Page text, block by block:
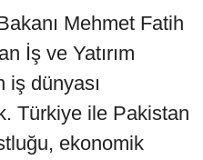
Mehmet Fatih
İş ve Yatırım
iş dünyası
Türkiye ile Pakistan
ekonomik